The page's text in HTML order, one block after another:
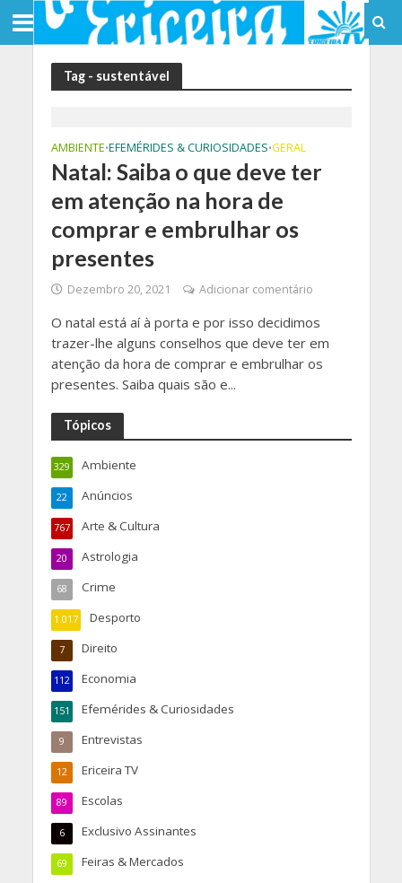
Tag - sustentável
AMBIENTE•EFEMÉRIDES & CURIOSIDADES•GERAL
Natal: Saiba o que deve ter
em atenção na hora de
comprar e embrulhar os
presentes
Dezembro 20, 2021 Adicionar comentário
O natal está aí à porta e por isso decidimos
trazer-lhe alguns conselhos que deve ter em
atenção da hora de comprar e embrulhar os
presentes. Saiba quais são e...
Tópicos
Ambiente
329
Anúncios
22
Arte & Cultura
767
Astrologia
20
Crime
68
Desporto
1.017
Direito
7
Economia
112
Efemérides & Curiosidades
151
Entrevistas
9
Ericeira TV
12
Escolas
89
Exclusivo Assinantes
6
Feiras & Mercados
69